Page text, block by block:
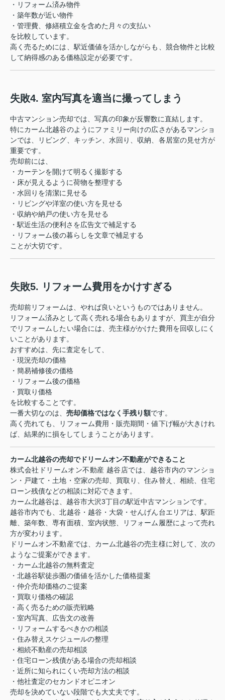
・リフォーム済み物件
・築年数が近い物件
・管理費、修繕積立金を含めた月々の支払い
を比較しています。
高く売るためには、駅近価値を活かしながらも、競合物件と比較
して納得感のある価格設定が必要です。
失敗4. 室内写真を適当に撮ってしまう
中古マンション売却では、写真の印象が反響数に直結します。
特にカーム北越谷のようにファミリー向けの広さがあるマンショ
ンでは、リビング、キッチン、水回り、収納、各居室の見せ方が
重要です。
売却前には、
・カーテンを開けて明るく撮影する
・床が見えるように荷物を整理する
・水回りを清潔に見せる
・リビングや洋室の使い方を見せる
・収納や納戸の使い方を見せる
・駅近生活の便利さを広告文で補足する
・リフォーム後の暮らしを文章で補足する
ことが大切です。
失敗5. リフォーム費用をかけすぎる
売却前リフォームは、やれば良いというものではありません。
リフォーム済みとして高く売れる場合もありますが、買主が自分
でリフォームしたい場合には、売主様がかけた費用を回収しにく
いことがあります。
おすすめは、先に査定をして、
・現況売却の価格
・簡易補修後の価格
・リフォーム後の価格
・買取り価格
を比較することです。
一番大切なのは、 売却価格ではなく手残り額です。
高く売れても、リフォーム費用・販売期間・値下げ幅が大きけれ
ば、結果的に損をしてしまうことがあります。
カーム北越谷の売却でドリームオン不動産ができること
株式会社ドリームオン不動産 越谷店では、越谷市内のマンショ
ン・戸建て・土地・空家の売却、買取り、住み替え、相続、住宅
ローン残債などの相談に対応できます。
カーム北越谷は、越谷市大沢3丁目の駅近中古マンションです。
越谷市内でも、北越谷・越谷・大袋・せんげん台エリアは、駅距
離、築年数、専有面積、室内状態、リフォーム履歴によって売れ
方が変わります。
ドリームオン不動産では、カーム北越谷の売主様に対して、次の
ようなご提案ができます。
・カーム北越谷の無料査定
・北越谷駅徒歩圏の価値を活かした価格提案
・仲介売却価格のご提案
・買取り価格の確認
・高く売るための販売戦略
・室内写真、広告文の改善
・リフォームするべきかの相談
・住み替えスケジュールの整理
・相続不動産の売却相談
・住宅ローン残債がある場合の売却相談
・近所に知られにくい売却方法の相談
・他社査定のセカンドオピニオン
売却を決めていない段階でも大丈夫です。